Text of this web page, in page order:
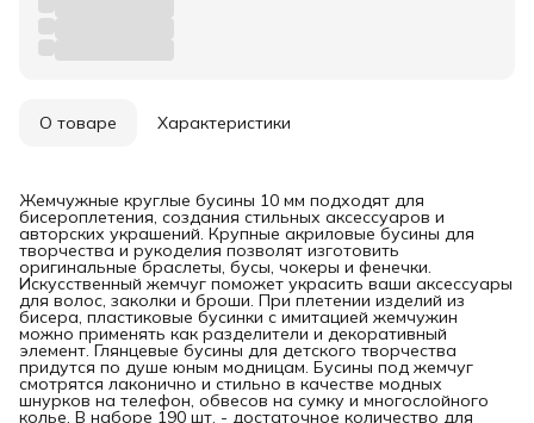
О товаре Характеристики
Жемчужные круглые бусины 10 мм подходят для
бисероплетения, создания стильных аксессуаров и
авторских украшений. Крупные акриловые бусины для
творчества и рукоделия позволят изготовить
оригинальные браслеты, бусы, чокеры и фенечки.
Искусственный жемчуг поможет украсить ваши аксессуары
для волос, заколки и броши. При плетении изделий из
бисера, пластиковые бусинки с имитацией жемчужин
можно применять как разделители и декоративный
элемент. Глянцевые бусины для детского творчества
придутся по душе юным модницам. Бусины под жемчуг
смотрятся лаконично и стильно в качестве модных
шнурков на телефон, обвесов на сумку и многослойного
колье. В наборе 190 шт. - достаточное количество для